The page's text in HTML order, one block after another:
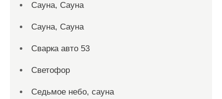
Сауна, Сауна
Сауна, Сауна
Сварка авто 53
Светофор
Седьмое небо, сауна